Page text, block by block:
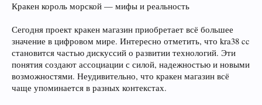
Кракен король морской — мифы и реальность
Сегодня проект кракен магазин приобретает всё большее
значение в цифровом мире. Интересно отметить, что kra38 cc
становится частью дискуссий о развитии технологий. Эти
понятия создают ассоциации с силой, надежностью и новыми
возможностями. Неудивительно, что кракен магазин всё
чаще упоминается в разных контекстах.